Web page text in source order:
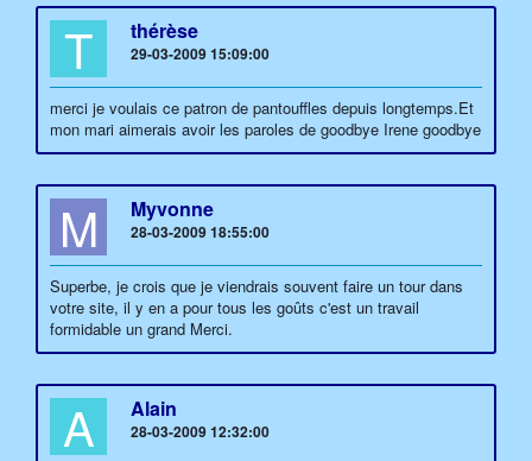
T thérèse
29-03-2009 15:09:00
merci je voulais ce patron de pantouffles depuis longtemps.Et
mon mari aimerais avoir les paroles de goodbye Irene goodbye
M Myvonne
28-03-2009 18:55:00
Superbe, je crois que je viendrais souvent faire un tour dans
votre site, il y en a pour tous les goûts c'est un travail
formidable un grand Merci.
A Alain
28-03-2009 12:32:00